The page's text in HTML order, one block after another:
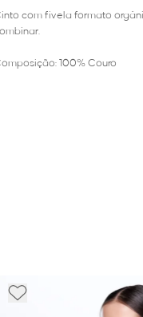
com fivela formato
100% Couro